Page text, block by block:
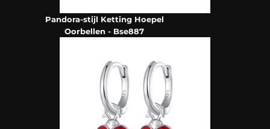
Pandora-stijl Ketting Hoepel
Oorbellen - Bse887